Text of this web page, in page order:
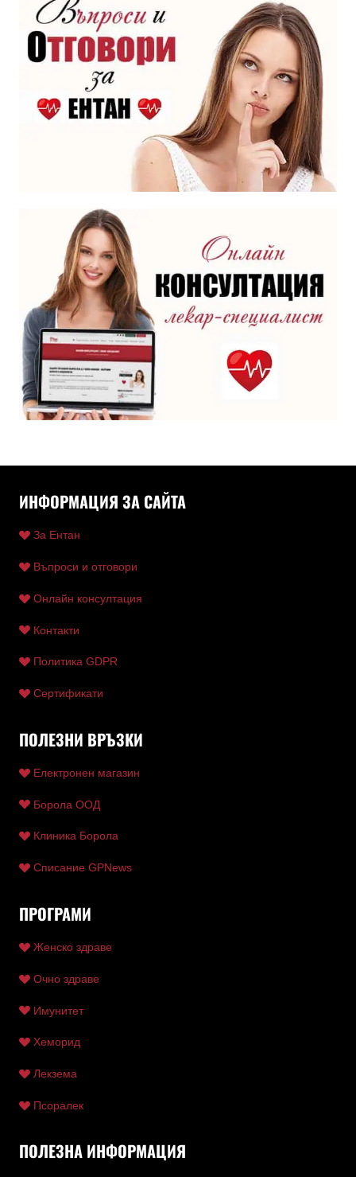
ИНФОРМАЦИЯ ЗА САЙТА
За Ентан
Въпроси и отговори
Онлайн консултация
Контакти
Политика GDPR
Сертификати
ПОЛЕЗНИ ВРЪЗКИ
Електронен магазин
Борола ООД
Клиника Борола
Списание GPNews
ПРОГРАМИ
Женско здраве
Очно здраве
Имунитет
Хеморид
Лекзема
Псоралек
ПОЛЕЗНА ИНФОРМАЦИЯ